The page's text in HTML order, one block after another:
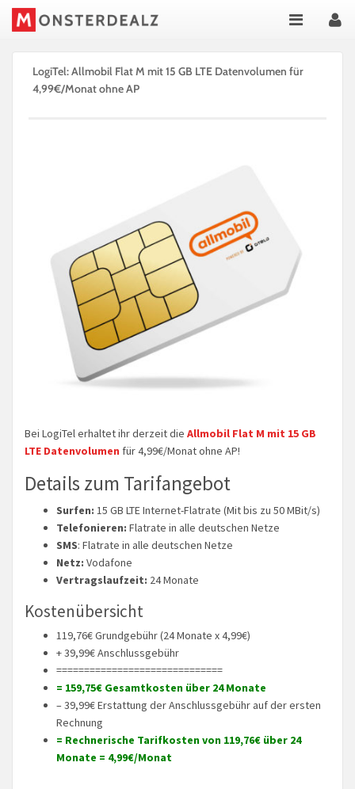
LogiTel: Allmobil Flat M mit 15 GB LTE Datenvolumen für
4,99€/Monat ohne AP
Bei LogiTel erhaltet ihr derzeit die Allmobil Flat M mit 15 GB
LTE Datenvolumen für 4,99€/Monat ohne AP!
Details zum Tarifangebot
Surfen: 15 GB LTE Internet-Flatrate (Mit bis zu 50 MBit/s)
Telefonieren: Flatrate in alle deutschen Netze
SMS: Flatrate in alle deutschen Netze
Netz: Vodafone
Vertragslaufzeit: 24 Monate
Kostenübersicht
119,76€ Grundgebühr (24 Monate x 4,99€)
+ 39,99€ Anschlussgebühr
==============================
= 159,75€ Gesamtkosten über 24 Monate
– 39,99€ Erstattung der Anschlussgebühr auf der ersten
Rechnung
= Rechnerische Tarifkosten von 119,76€ über 24
Monate = 4,99€/Monat